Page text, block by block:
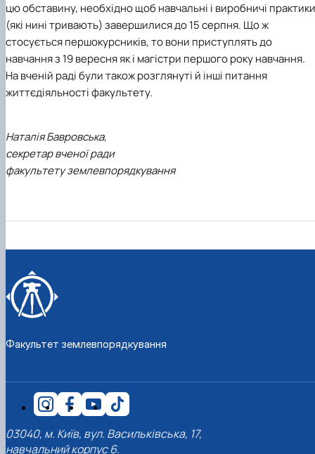
цю обставину, необхідно щоб навчальні і виробничі практики
(які нині тривають) завершилися до 15 серпня. Що ж
стосується першокурсників, то вони приступлять до
навчання з 19 вересня як і магістри першого року навчання.
На вченій раді були також розглянуті й інші питання
життєдіяльності факультету.
Наталія Бавровська,
секретар вченої ради
факультету землевпорядкування
Факультет землевпорядкування
03040, м. Київ, вул. Васильківська, 17,
навчальний корпус 6.